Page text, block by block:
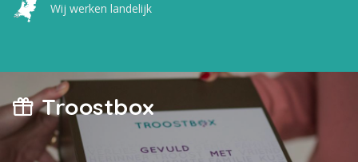
Wij werken landelijk
Troostbox